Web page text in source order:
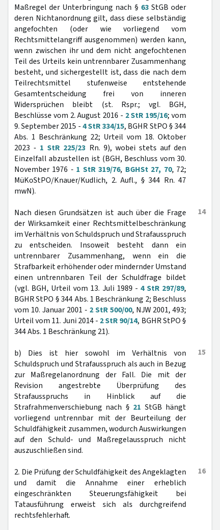
Maßregel der Unterbringung nach § 63StGB oder
deren Nichtanordnung gilt, dass diese selbständig
angefochten (oder wie vorliegend vom
Rechtsmittelangriff ausgenommen) werden kann,
wenn zwischen ihr und dem nicht angefochtenen
Teil des Urteils kein untrennbarer Zusammenhang
besteht, und sichergestellt ist, dass die nach dem
Teilrechtsmittel stufenweise entstehende
Gesamtentscheidung frei von inneren
Widersprüchen bleibt (st. Rspr.; vgl. BGH,
Beschlüsse vom 2. August 2016 - 2 StR 195/16; vom
9. September 2015 -4 StR 334/15, BGHR StPO § 344
Abs. 1 Beschränkung 22; Urteil vom 18. Oktober
2023 - 1 StR 225/23 Rn. 9), wobei stets auf den
Einzelfall abzustellen ist (BGH, Beschluss vom 30.
November 1976 - 1 StR 319/76, BGHSt 27, 70, 72;
MüKoStPO/Knauer/Kudlich, 2. Aufl., § 344 Rn. 47
mwN).
14
Nach diesen Grundsätzen ist auch über die Frage
der Wirksamkeit einer Rechtsmittelbeschränkung
im Verhältnis von Schuldspruch und Strafausspruch
zu entscheiden. Insoweit besteht dann ein
untrennbarer Zusammenhang, wenn ein die
Strafbarkeit erhöhender oder mindernder Umstand
einen untrennbaren Teil der Schuldfrage bildet
(vgl. BGH, Urteil vom 13. Juli 1989 - 4 StR 297/89,
BGHR StPO § 344 Abs. 1 Beschränkung 2; Beschluss
vom 10. Januar 2001 - 2 StR 500/00, NJW 2001, 493;
Urteil vom 11. Juni 2014 - 2 StR 90/14, BGHR StPO §
344 Abs. 1 Beschränkung 21).
15
b) Dies ist hier sowohl im Verhältnis von
Schuldspruch und Strafausspruch als auch in Bezug
zur Maßregelanordnung der Fall. Die mit der
Revision angestrebte Überprüfung des
Strafausspruchs in Hinblick auf die
Strafrahmenverschiebung nach § 21 StGB hängt
vorliegend untrennbar mit der Beurteilung der
Schuldfähigkeit zusammen, wodurch Auswirkungen
auf den Schuld- und Maßregelausspruch nicht
auszuschließen sind.
16
2. Die Prüfung der Schuldfähigkeit des Angeklagten
und damit die Annahme einer erheblich
eingeschränkten Steuerungsfähigkeit bei
Tatausführung erweist sich als durchgreifend
rechtsfehlerhaft.